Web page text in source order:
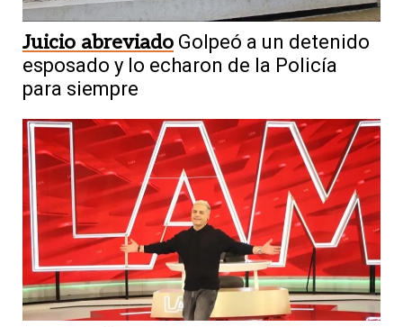
Juicio abreviado Golpeó a un detenido
esposado y lo echaron de la Policía
para siempre